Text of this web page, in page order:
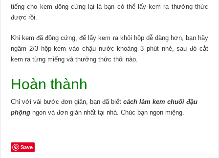
tiếng cho kem đông cứng lại là bạn có thể lấy kem ra thưởng thức
được rồi.
Khi kem đã đông cứng, để lấy kem ra khỏi hộp dễ dàng hơn, bạn hãy
ngâm 2/3 hộp kem vào chậu nước khoảng 3 phút nhé, sau đó cắt
kem ra từng miếng và thưởng thức thôi nào.
Hoàn thành
Chỉ với vài bước đơn giản, bạn đã biếtcách làm kem chuối đậu
phộng ngon và đơn giản nhất tại nhà. Chúc bạn ngon miệng.
Save